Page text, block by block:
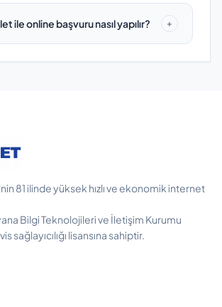
ile online başvuru nasıl yapılır? +
81 ilinde yüksek hızlı ve ekonomik internet
Bilgi Teknolojileri ve İletişim Kurumu
sağlayıcılığı lisansına sahiptir.